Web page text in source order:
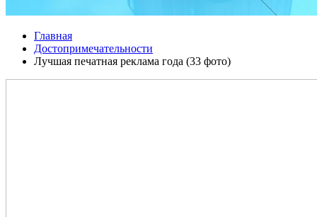
Главная
Достопримечательности
Лучшая печатная реклама года (33 фото)